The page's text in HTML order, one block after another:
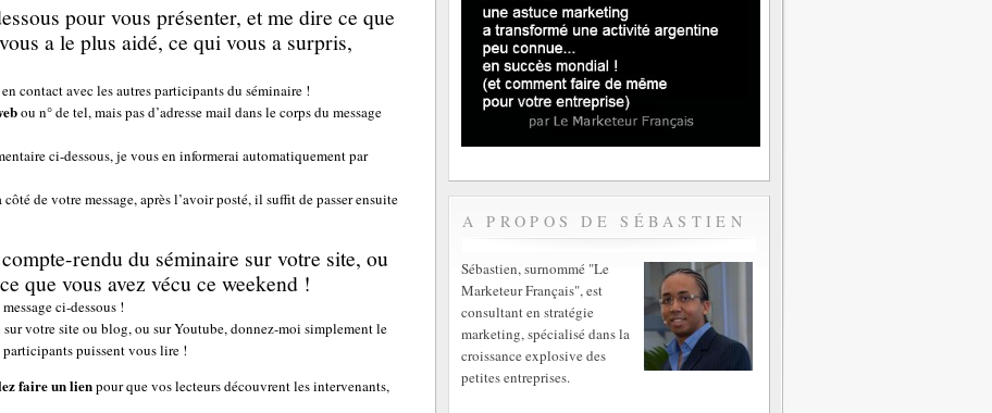
pour vous présenter, et me dire ce que
a le plus aidé, ce qui vous a surpris,
contact avec les autres participants du séminaire !
ou n° de tel, mais pas d’adresse mail dans le corps du message
ci-dessous, je vous en informerai automatiquement par
de votre message, après l’avoir posté, il suffit de passer ensuite
rendu du séminaire sur votre site, ou
que vous avez vécu ce weekend !
ci-dessous !
votre site ou blog, ou sur Youtube, donnez-moi simplement le
puissent vous lire !
faire un lienpour que vos lecteurs découvrent les intervenants,
A PROPOS DE SÉBASTIEN
Sébastien, surnommé "Le
Marketeur Français", est
consultant en stratégie
marketing, spécialisé dans la
croissance explosive des
petites entreprises.